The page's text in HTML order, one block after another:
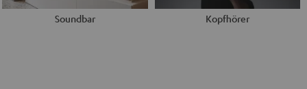
Soundbar Kopfhörer